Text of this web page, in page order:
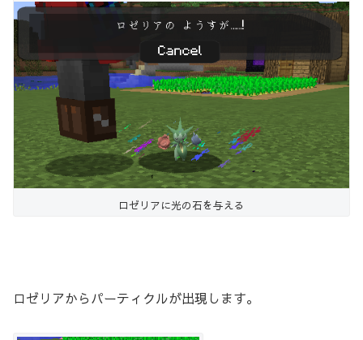
ロゼリアに光の石を与える
ロゼリアからパーティクルが出現します。